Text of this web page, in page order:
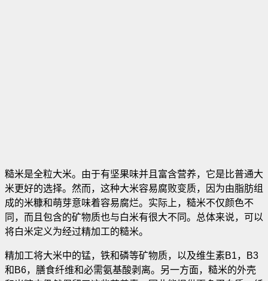
糙米是全粒大米。由于有坚果味并且富含营养，它是比普通大
米更好的选择。然而，这种大米容易腐败变质，因为由脂肪组
成的米糠和萌芽意味着容易腐烂。实际上，糙米不仅颜色不
同，而且包含的矿物质也与白米有很大不同。总体来说，可以
将白米定义为经过精加工的糙米。
精加工将大米中的锰，铁和磷等矿物质，以及维生素B1，B3
和B6，膳食纤维和必需氨基酸剥离。另一方面，糙米的外壳